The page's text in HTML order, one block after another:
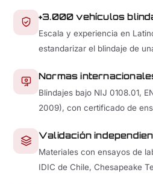
+3.000 vehículos
Escala y experiencia en
estandarizar el blindaje de
Normas
Blindajes bajo NIJ 0108.01,
2009), con certificado de
Validación
Materiales con ensayos de
IDIC de Chile, Chesapeake